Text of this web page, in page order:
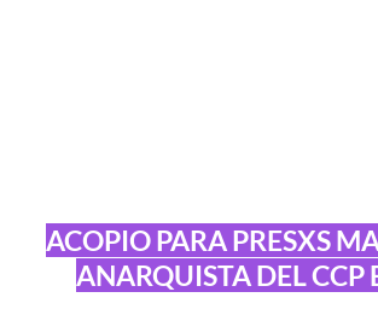
ACOPIO PARA PRESXS
ANARQUISTA DEL CCP